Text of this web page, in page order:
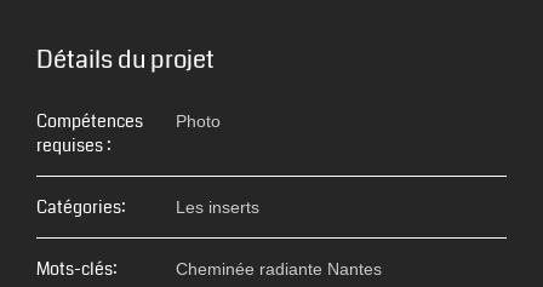
Détails du projet
Compétences
requises :
Photo
Catégories: Les inserts
Mots-clés: Cheminée radiante Nantes